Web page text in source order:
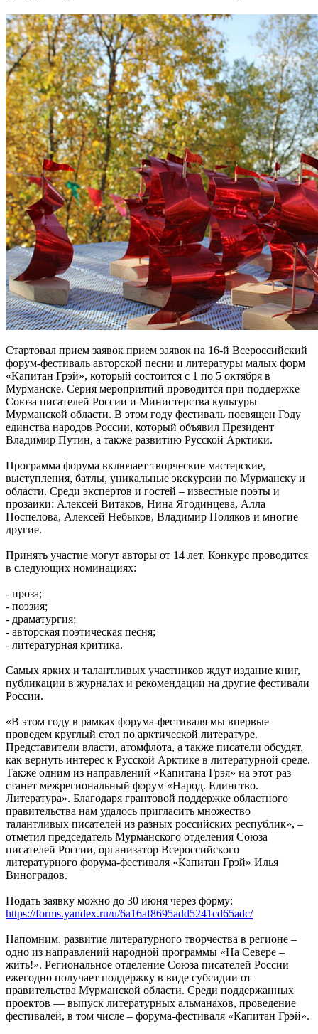
Стартовал прием заявок прием заявок на 16-й Всероссийский
форум-фестиваль авторской песни и литературы малых форм
«Капитан Грэй», который состоится с 1 по 5 октября в
Мурманске. Серия мероприятий проводится при поддержке
Союза писателей России и Министерства культуры
Мурманской области. В этом году фестиваль посвящен Году
единства народов России, который объявил Президент
Владимир Путин, а также развитию Русской Арктики.
Программа форума включает творческие мастерские,
выступления, батлы, уникальные экскурсии по Мурманску и
области. Среди экспертов и гостей – известные поэты и
прозаики: Алексей Витаков, Нина Ягодинцева, Алла
Поспелова, Алексей Небыков, Владимир Поляков и многие
другие.
Принять участие могут авторы от 14 лет. Конкурс проводится
в следующих номинациях:
- проза;
- поэзия;
- драматургия;
- авторская поэтическая песня;
- литературная критика.
Самых ярких и талантливых участников ждут издание книг,
публикации в журналах и рекомендации на другие фестивали
России.
«В этом году в рамках форума-фестиваля мы впервые
проведем круглый стол по арктической литературе.
Представители власти, атомфлота, а также писатели обсудят,
как вернуть интерес к Русской Арктике в литературной среде.
Также одним из направлений «Капитана Грэя» на этот раз
станет межрегиональный форум «Народ. Единство.
Литература». Благодаря грантовой поддержке областного
правительства нам удалось пригласить множество
талантливых писателей из разных российских республик», –
отметил председатель Мурманского отделения Союза
писателей России, организатор Всероссийского
литературного форума-фестиваля «Капитан Грэй» Илья
Виноградов.
Подать заявку можно до 30 июня через форму:
https://forms.yandex.ru/u/6a16af8695add5241cd65adc/
Напомним, развитие литературного творчества в регионе –
одно из направлений народной программы «На Севере –
жить!». Региональное отделение Союза писателей России
ежегодно получает поддержку в виде субсидии от
правительства Мурманской области. Среди поддержанных
проектов — выпуск литературных альманахов, проведение
фестивалей, в том числе – форума-фестиваля «Капитан Грэй».